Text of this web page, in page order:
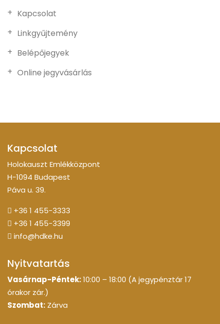
Kapcsolat
Linkgyűjtemény
Belépőjegyek
Online jegyvásárlás
Kapcsolat
Holokauszt Emlékközpont
H-1094 Budapest
Páva u. 39.
+36 1 455-3333
+36 1 455-3399
info@hdke.hu
Nyitvatartás
Vasárnap-Péntek:10:00 – 18:00 (A jegypénztár 17
órakor zár.)
Szombat: Zárva